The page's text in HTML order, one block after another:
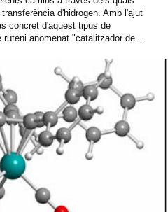
d'hidrogen. Amb l'ajut
concret d'aquest tipus de
anomenat "catalitzador de...